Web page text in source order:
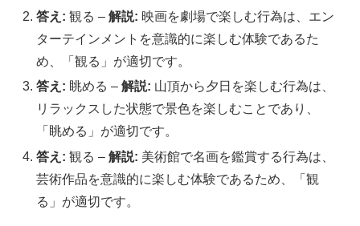
答え: 観る –解説: 映画を劇場で楽しむ行為は、エン
ターテインメントを意識的に楽しむ体験であるた
め、「観る」が適切です。
答え: 眺める –解説: 山頂から夕日を楽しむ行為は、
リラックスした状態で景色を楽しむことであり、
「眺める」が適切です。
答え: 観る –解説: 美術館で名画を鑑賞する行為は、
芸術作品を意識的に楽しむ体験であるため、「観
る」が適切です。